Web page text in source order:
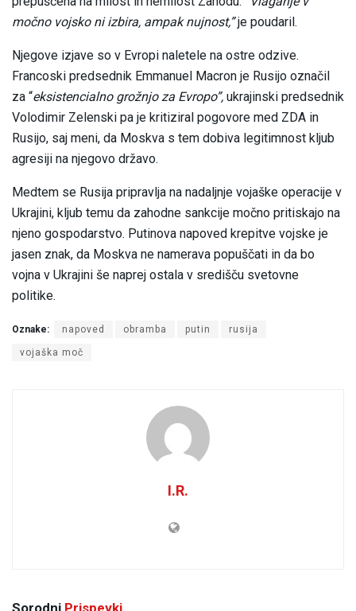
močno vojsko ni izbira, ampak nujnost,”je poudaril.
Njegove izjave so v Evropi naletele na ostre odzive.
Francoski predsednik Emmanuel Macron je Rusijo označil
za “eksistencialno grožnjo za Evropo”, ukrajinski predsednik
Volodimir Zelenski pa je kritiziral pogovore med ZDA in
Rusijo, saj meni, da Moskva s tem dobiva legitimnost kljub
agresiji na njegovo državo.
Medtem se Rusija pripravlja na nadaljnje vojaške operacije v
Ukrajini, kljub temu da zahodne sankcije močno pritiskajo na
njeno gospodarstvo. Putinova napoved krepitve vojske je
jasen znak, da Moskva ne namerava popuščati in da bo
vojna v Ukrajini še naprej ostala v središču svetovne
politike.
Oznake: napoved obramba putin rusija
vojaška moč
I.R.